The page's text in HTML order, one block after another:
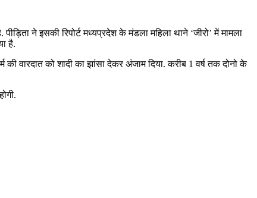
ने इसकी रिपोर्ट मध्यप्रदेश के मंडला महिला थाने ‘जीरो’ में मामला
है.
की वारदात को शादी का झांसा देकर अंजाम दिया. करीब 1 वर्ष तक दोनो के